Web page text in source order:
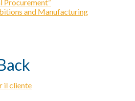
Procurement”
and Manufacturing
il cliente